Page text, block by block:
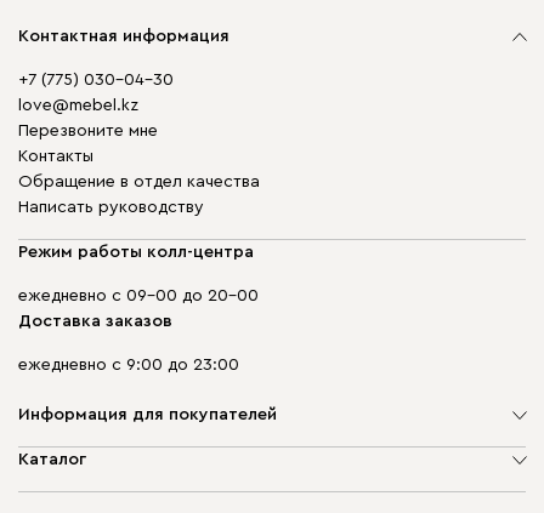
Контактная информация
+7 (775) 030-04-30
love@mebel.kz
Перезвоните мне
Контакты
Обращение в отдел качества
Написать руководству
Режим работы колл-центра
ежедневно с 09-00 до 20-00
Доставка заказов
ежедневно с 9:00 до 23:00
Информация для покупателей
О компании
Каталог